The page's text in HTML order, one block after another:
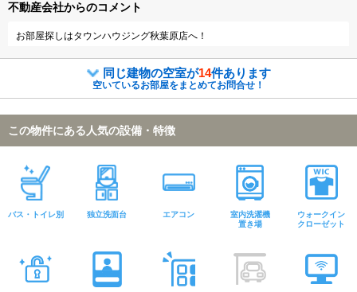
不動産会社からのコメント
お部屋探しはタウンハウジング秋葉原店へ！
同じ建物の空室が14件あります
空いているお部屋をまとめてお問合せ！
この物件にある人気の設備・特徴
バス・トイレ別 独立洗面台 エアコン
室内洗濯機
置き場
ウォークイン
クローゼット